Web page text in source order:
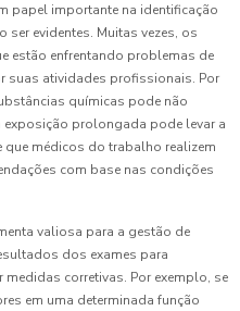
papel importante na identificação
evidentes. Muitas vezes, os
estão enfrentando problemas de
suas atividades profissionais. Por
químicas pode não
prolongada pode levar a
que médicos do trabalho realizem
com base nas condições
valiosa para a gestão de
dos exames para
corretivas. Por exemplo, se
em uma determinada função